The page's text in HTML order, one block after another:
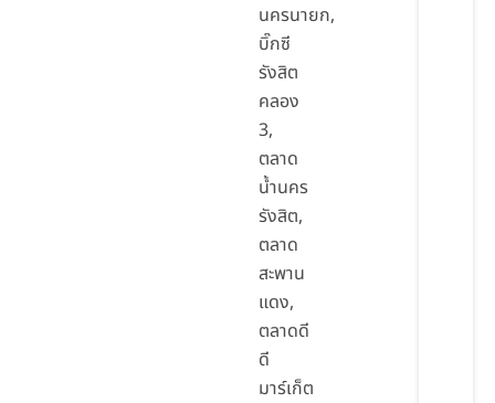
นครนายก,
บิ๊กซี
รังสิต
คลอง
3,
ตลาด
น้ำนคร
รังสิต,
ตลาด
สะพาน
แดง,
ตลาดดี
ดี
มาร์เก็ต